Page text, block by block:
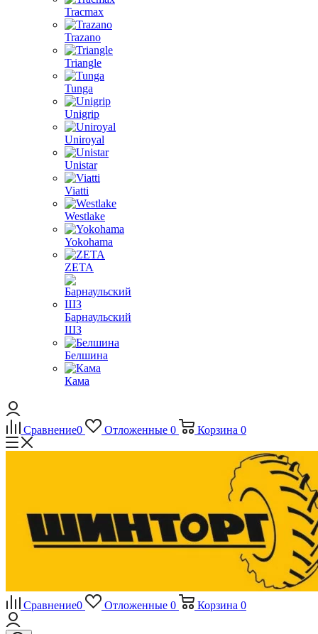
Tracmax
Trazano
Triangle
Tunga
Unigrip
Uniroyal
Unistar
Viatti
Westlake
Yokohama
ZETA
Барнаульский
ШЗ
Белшина
Кама
Сравнение0 Отложенные 0 Корзина 0
Сравнение0 Отложенные 0 Корзина 0